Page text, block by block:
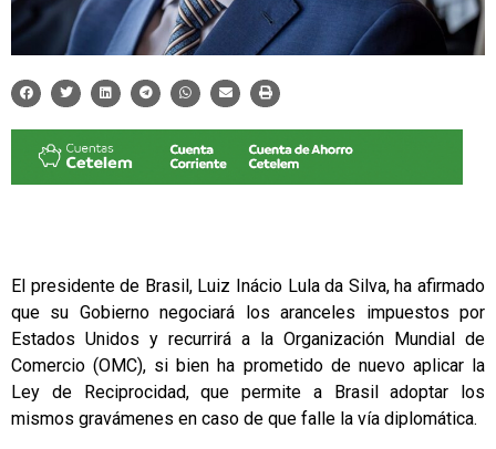
El presidente de Brasil, Luiz Inácio Lula da Silva, ha afirmado
que su Gobierno negociará los aranceles impuestos por
Estados Unidos y recurrirá a la Organización Mundial de
Comercio (OMC), si bien ha prometido de nuevo aplicar la
Ley de Reciprocidad, que permite a Brasil adoptar los
mismos gravámenes en caso de que falle la vía diplomática.